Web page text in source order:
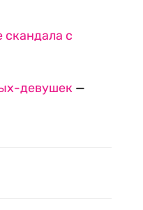
с
девушек —